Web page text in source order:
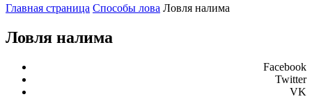
Главная страница Способы лова Ловля налима
Ловля налима
Facebook
Twitter
VK